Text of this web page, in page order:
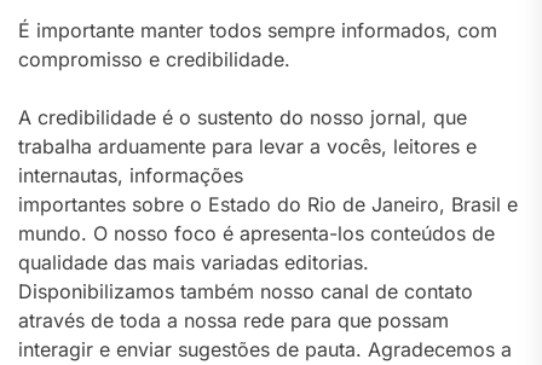
É importante manter todos sempre informados, com
compromisso e credibilidade.
A credibilidade é o sustento do nosso jornal, que
trabalha arduamente para levar a vocês, leitores e
internautas, informações
importantes sobre o Estado do Rio de Janeiro, Brasil e
mundo. O nosso foco é apresenta-los conteúdos de
qualidade das mais variadas editorias.
Disponibilizamos também nosso canal de contato
através de toda a nossa rede para que possam
interagir e enviar sugestões de pauta. Agradecemos a